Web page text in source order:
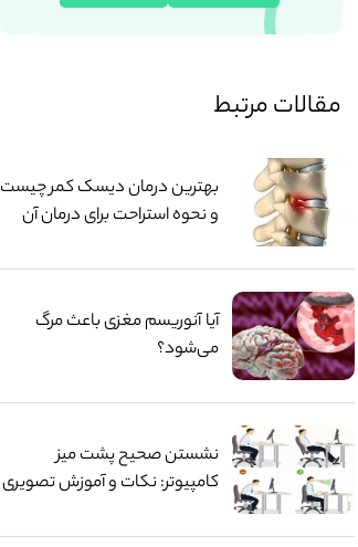
مقالات مرتبط
بهترین درمان دیسک کمر چیست
و نحوه استراحت برای درمان آن
آیا آنوریسم مغزی باعث مرگ
می‌شود؟
نشستن صحیح پشت میز
کامپیوتر: نکات و آموزش تصویری